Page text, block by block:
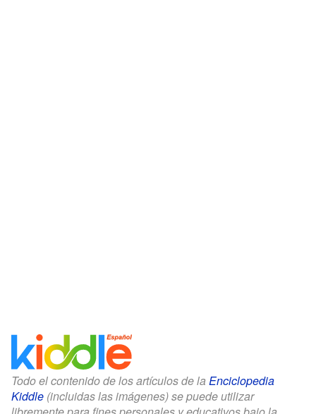
Todo el contenido de los artículos de la Enciclopedia
Kiddle (incluidas las imágenes) se puede utilizar